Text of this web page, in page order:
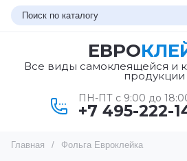
ЕВРО
Все виды самоклеящейся и
продукции
ПН-ПТ с 9:00 до
+7 495-222-
Главная / Фольга Евроклейка